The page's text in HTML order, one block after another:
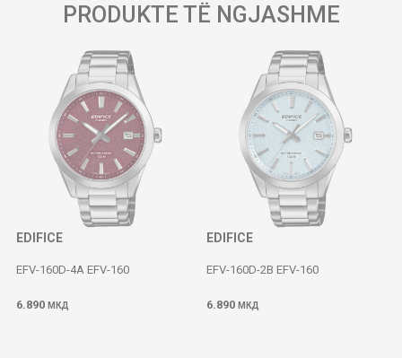
PRODUKTE TË NGJASHME
EDIFICE
EFV-160D-4A EFV-160
6.890 МКД
EDIFICE
EFV-160D-2B EFV-160
6.890 МКД